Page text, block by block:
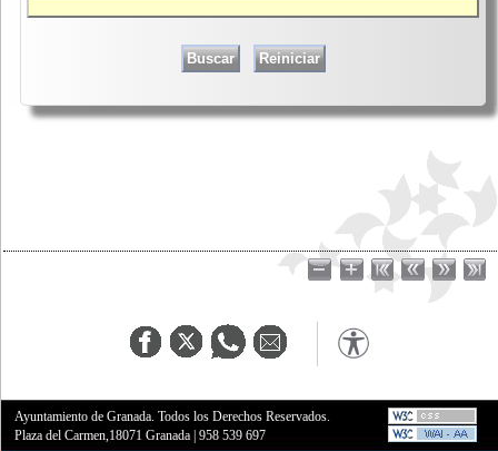
Ayuntamiento de Granada. Todos los Derechos Reservados.
Plaza del Carmen,18071 Granada |958 539 697